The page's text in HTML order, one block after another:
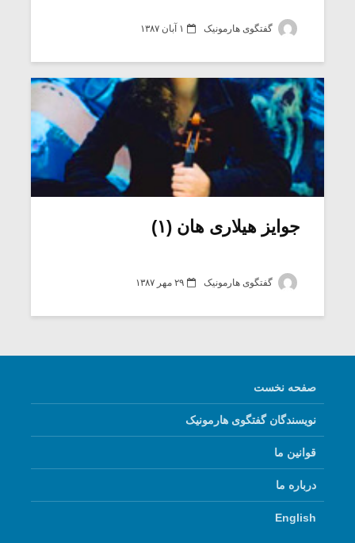
گفتگوی هارمونیک ۱ آبان ۱۳۸۷
جوایز هیلاری هان (۱)
گفتگوی هارمونیک ۲۹ مهر ۱۳۸۷
صفحه نخست
نویسندگان گفتگوی هارمونیک
قوانین ما
درباره ما
English
میکلوش روژا موریس ژار